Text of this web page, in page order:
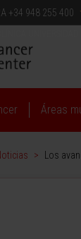
+34 948 255 400
Áreas
> Los